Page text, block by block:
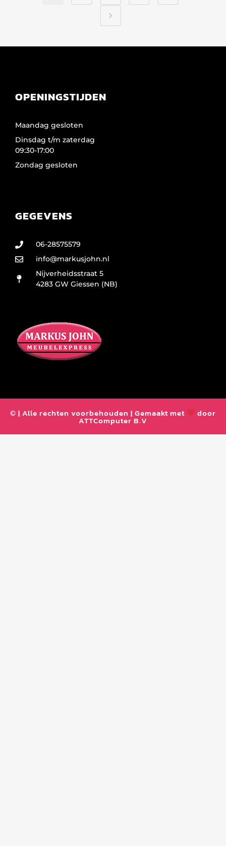
GEGEVENS
06-28575579
info@markusjohn.nl
Nijverheidsstraat 5
4283 GW Giessen (NB)
OPENINGSTIJDEN
Maandag gesloten
Dinsdag t/m zaterdag
09:30-17:00
Zondag gesloten
© | Alle rechten voorbehouden | Gemaakt met door
ATTComputer B.V